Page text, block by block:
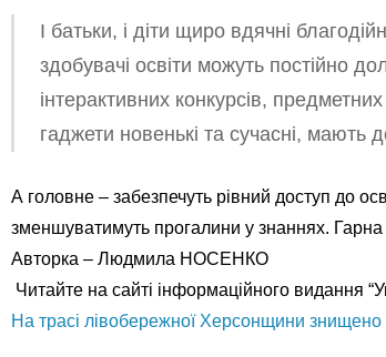
І батьки, і діти щиро вдячні
здобувачі освіти можуть постійно
інтерактивних конкурсів,
гаджети новенькі та сучасні, мають
А головне – забезпечуть рівний доступ до
зменшуватимуть прогалини у знаннях. Гарна
Авторка – Людмила НОСЕНКО
Читайте на сайті інформаційного видання
На трасі лівобережної Херсонщини знищено